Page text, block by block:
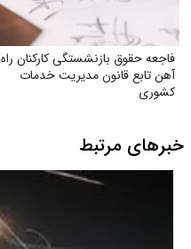
فاجعه حقوق بازنشستگی کارکنان راه
آهن تابع قانون مدیریت خدمات
کشوری
خبرهای مرتبط